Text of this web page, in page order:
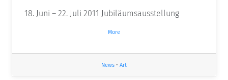
18. Juni – 22. Juli 2011 Jubiläumsausstellung
More
News • Art